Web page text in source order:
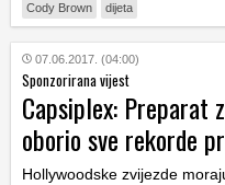
Cody Brown dijeta
07.06.2017. (04:00)
Sponzorirana vijest
Capsiplex: Preparat
oborio sve rekorde
Hollywoodske zvijezde